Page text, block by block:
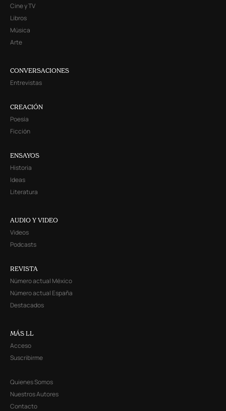
Cine y TV
Libros
Música
Arte
CONVERSACIONES
Entrevistas
CREACIÓN
Poesía
Ficción
ENSAYOS
Historia
Ideas
Literatura
AUDIO Y VIDEO
Videos
Podcasts
REVISTA
Número actual México
Número actual España
Destacados
MÁS LL
Acceso
Suscribirme
Quienes Somos
Nuestros Autores
Contacto